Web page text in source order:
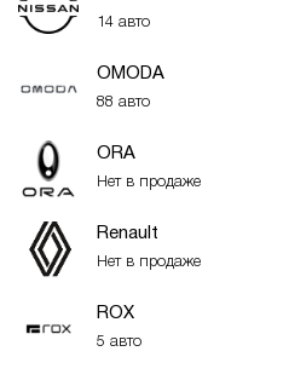
14 авто
OMODA
88 авто
ORA
Нет в продаже
Renault
Нет в продаже
ROX
5 авто